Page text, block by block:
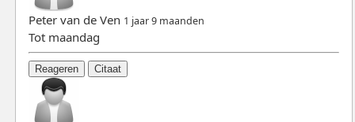
Peter van de Ven 1 jaar 9 maanden
Tot maandag
Reageren Citaat